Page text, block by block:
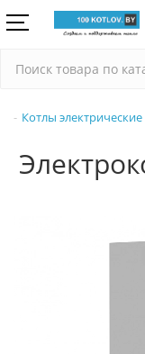
Котлы электрические